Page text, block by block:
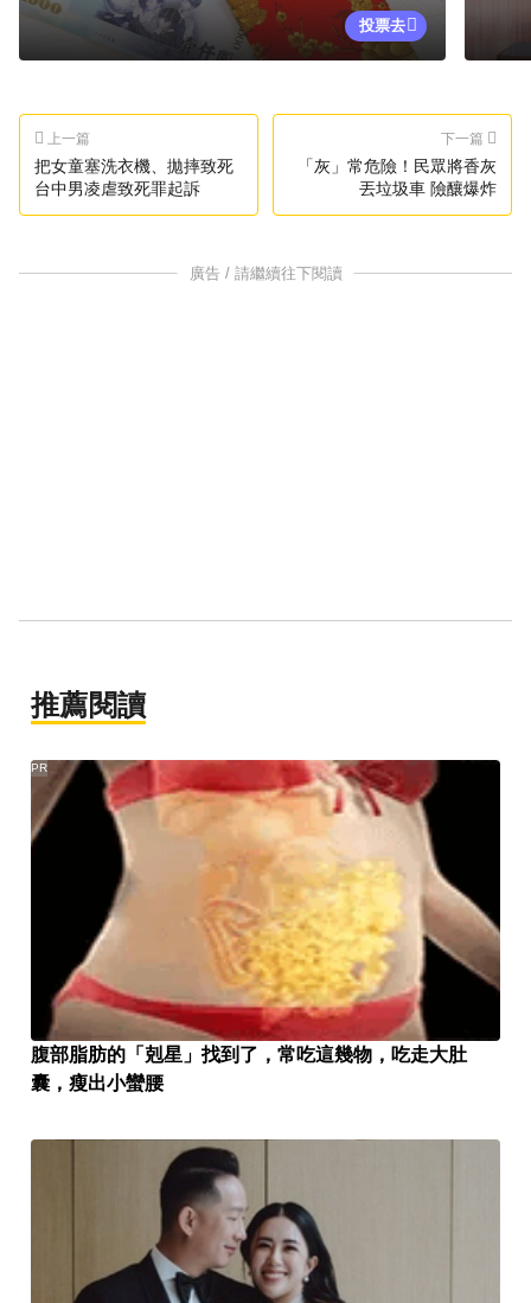
投票去
上一篇
把女童塞洗衣機、拋摔致死
台中男凌虐致死罪起訴
下一篇
「灰」常危險！民眾將香灰
丟垃圾車 險釀爆炸
廣告 / 請繼續往下閱讀
推薦閱讀
腹部脂肪的「剋星」找到了，常吃這幾物，吃走大肚
囊，瘦出小蠻腰
PR